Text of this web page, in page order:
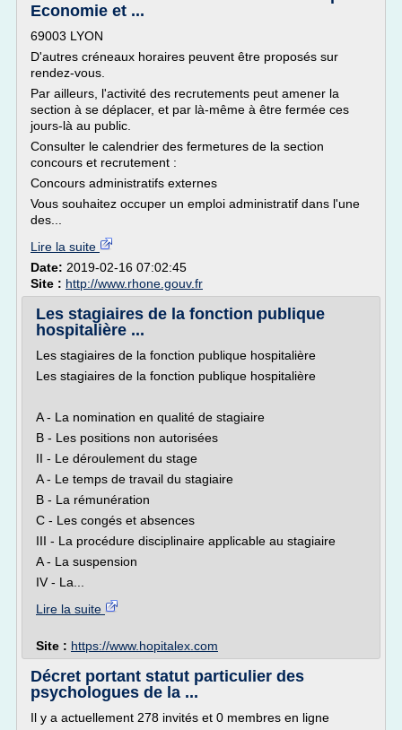
Economie et ...
69003 LYON
D'autres créneaux horaires peuvent être proposés sur
rendez-vous.
Par ailleurs, l'activité des recrutements peut amener la
section à se déplacer, et par là-même à être fermée ces
jours-là au public.
Consulter le calendrier des fermetures de la section
concours et recrutement :
Concours administratifs externes
Vous souhaitez occuper un emploi administratif dans l'une
des...
Lire la suite
Date: 2019-02-16 07:02:45
Site : http://www.rhone.gouv.fr
Les stagiaires de la fonction publique
hospitalière ...
Les stagiaires de la fonction publique hospitalière
Les stagiaires de la fonction publique hospitalière
A - La nomination en qualité de stagiaire
B - Les positions non autorisées
II - Le déroulement du stage
A - Le temps de travail du stagiaire
B - La rémunération
C - Les congés et absences
III - La procédure disciplinaire applicable au stagiaire
A - La suspension
IV - La...
Lire la suite
Site : https://www.hopitalex.com
Décret portant statut particulier des
psychologues de la ...
Il y a actuellement 278 invités et 0 membres en ligne